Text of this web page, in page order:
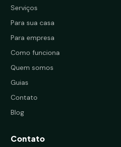
Serviços
Para sua casa
Para empresa
Como funciona
Quem somos
Guias
Contato
Blog
Contato